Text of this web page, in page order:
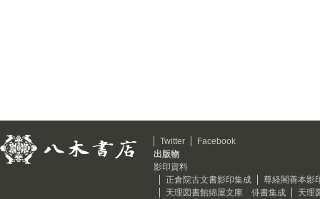
Twitter
Facebook
出版物
影印資料
正倉院古文書影印集成
尊経閣善本影
天理図書館綿屋文庫 俳書集成
天理